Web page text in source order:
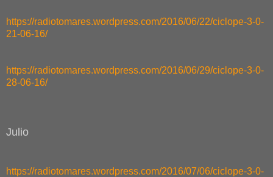
https://radiotomares.wordpress.com/2016/06/22/ciclope-3-0-
21-06-16/
https://radiotomares.wordpress.com/2016/06/29/ciclope-3-0-
28-06-16/
Julio
https://radiotomares.wordpress.com/2016/07/06/ciclope-3-0-